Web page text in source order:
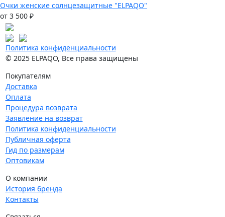
Очки женские солнцезащитные "ELPAQO"
от 3 500 ₽
Политика конфиденциальности
© 2025 ELPAQO, Все права защищены
Покупателям
Доставка
Оплата
Процедура возврата
Заявление на возврат
Политика конфиденциальности
Публичная оферта
Гид по размерам
Оптовикам
О компании
История бренда
Контакты